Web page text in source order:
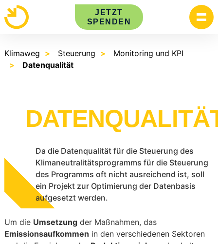
Skip
to
content
JETZT
SPENDEN
Klimaweg Steuerung
Monitoring und KPI
Datenqualität
Da die Datenqualität für die Steuerung des
Klimaneutralitätsprogramms für die Steuerung
des Programms oft nicht ausreichend ist, soll
ein Projekt zur Optimierung der Datenbasis
aufgesetzt werden.
Um die Umsetzungder Maßnahmen, das
Emissionsaufkommen in den verschiedenen Sektoren